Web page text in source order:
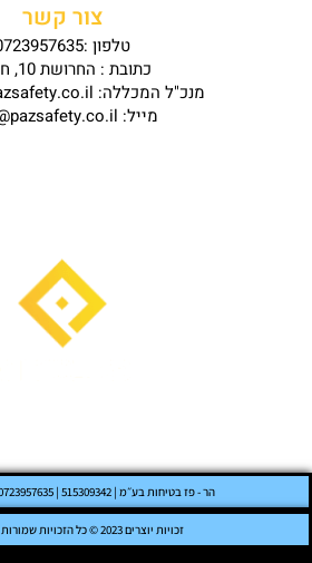
צור קשר
טלפון :0723957635
כתובת : החרושת 10, חיפה
מנכ"ל המכללה: moshe@pazsafety.co.il
מייל: info@pazsafety.co.il
הר - פז בטיחות בע״מ | 515309342 | 0723957635 | החרושת 10, חיפה
זכויות יוצרים 2023 © כל הזכויות שמורות ל-פז בטיחות